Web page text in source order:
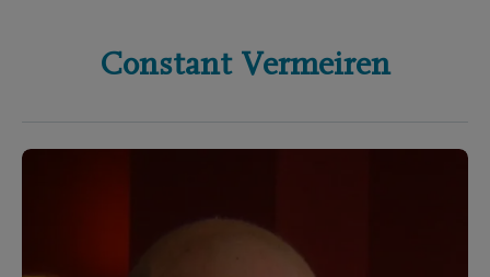
Constant Vermeiren